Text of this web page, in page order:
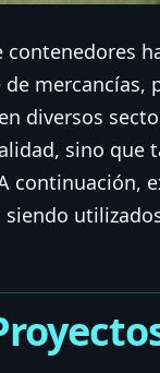
contenedores
diversos
sino que
continuación,